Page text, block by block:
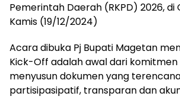
Pemerintah Daerah (RKPD) 2026, di
Kamis (19/12/2024)
Acara dibuka Pj Bupati Magetan
Kick-Off adalah awal dari
menyusun dokumen yang
partisipasipatif, transparan dan